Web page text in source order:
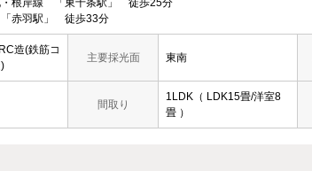
・根岸線 「東十条駅」 徒歩25分
赤羽駅」 徒歩33分
造(鉄筋コ
主要採光面 東南
間取り
1LDK（ LDK15畳/洋室8
畳 ）